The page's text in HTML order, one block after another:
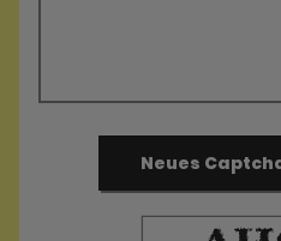
Neues